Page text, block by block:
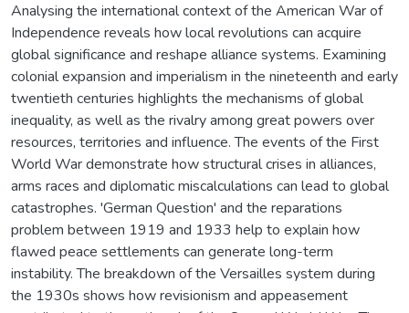
Analysing the international context of the American War of
Independence reveals how local revolutions can acquire
global significance and reshape alliance systems. Examining
colonial expansion and imperialism in the nineteenth and early
twentieth centuries highlights the mechanisms of global
inequality, as well as the rivalry among great powers over
resources, territories and influence. The events of the First
World War demonstrate how structural crises in alliances,
arms races and diplomatic miscalculations can lead to global
catastrophes. 'German Question' and the reparations
problem between 1919 and 1933 help to explain how
flawed peace settlements can generate long-term
instability. The breakdown of the Versailles system during
the 1930s shows how revisionism and appeasement